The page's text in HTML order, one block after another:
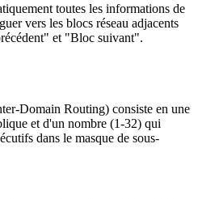
toutes les informations de
vers les blocs réseau adjacents
et "Bloc suivant".
Domain Routing) consiste en une
et d'un nombre (1-32) qui
dans le masque de sous-